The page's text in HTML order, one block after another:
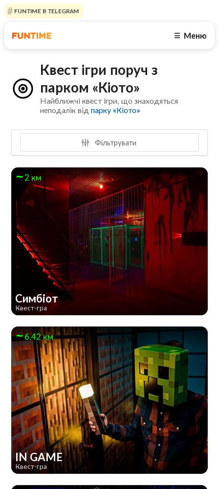
FUNTIME В TELEGRAM
☰ Меню
Квест ігри поруч з
парком «Кіото»
Найближчі квест ігри, що знаходяться
неподалік відпарку «Кіото»
Фільтрувати
2 км
Симбіот
Квест-гра
6.42 км
IN GAME
Квест-гра